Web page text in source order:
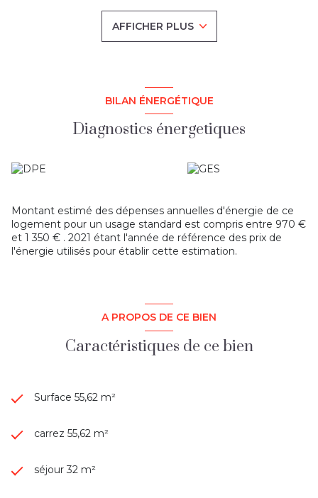
Montant mensuel des charges courantes : 200 €
(chauffage et eau froide inclus)
RENOULT HABITAT : l'immobilier sur Villeneuve d'Ascq,
Lezennes, Lesquin, Tressin, Anstaing, Forest-sur-Marque,
Chéreng, Baisieux, Willems, Sainghin-en-Mélantois,
Péronne-en-Mélantois, Fretin, Bouvines, Templeuve,
Consultez toutes nos annonces sur notre site renoult-
habitat.com
Les informations sur les risques auxquels ce bien est
exposé sont disponibles sur le site georisques.gouv.fr
AFFICHER PLUS
BILAN ÉNERGÉTIQUE
Diagnostics énergetiques
Montant estimé des dépenses annuelles d'énergie de ce
logement pour un usage standard est compris entre 970 €
et 1 350 € . 2021 étant l'année de référence des prix de
l'énergie utilisés pour établir cette estimation.
A PROPOS DE CE BIEN
Caractéristiques de ce bien
Surface 55,62 m²
carrez 55,62 m²
séjour 32 m²